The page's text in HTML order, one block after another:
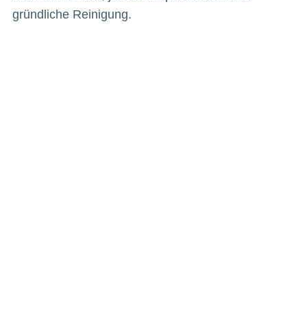
gründliche Reinigung.